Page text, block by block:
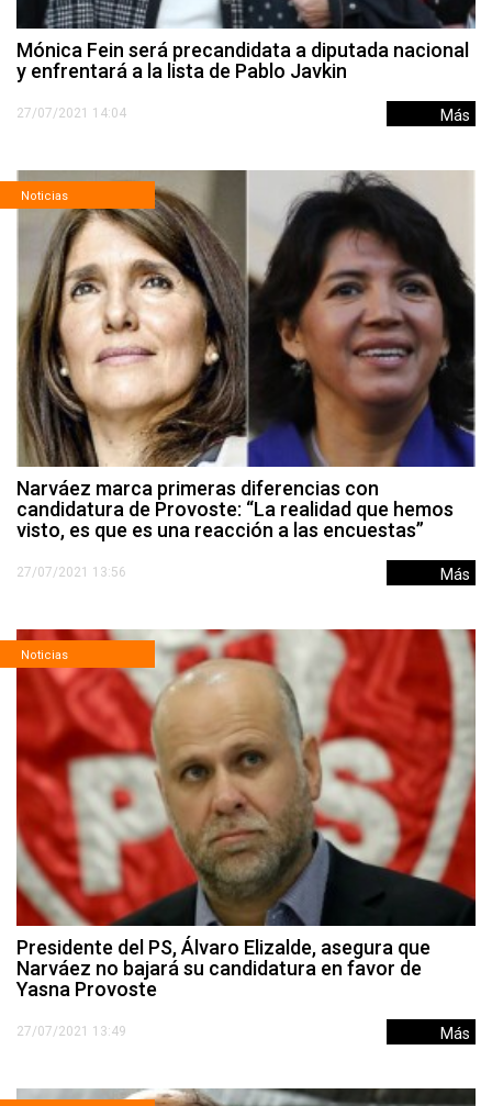
Mónica Fein será precandidata a diputada nacional
y enfrentará a la lista de Pablo Javkin
27/07/2021 14:04 Más
Noticias
Narváez marca primeras diferencias con
candidatura de Provoste: “La realidad que hemos
visto, es que es una reacción a las encuestas”
27/07/2021 13:56 Más
Noticias
Presidente del PS, Álvaro Elizalde, asegura que
Narváez no bajará su candidatura en favor de
Yasna Provoste
27/07/2021 13:49 Más